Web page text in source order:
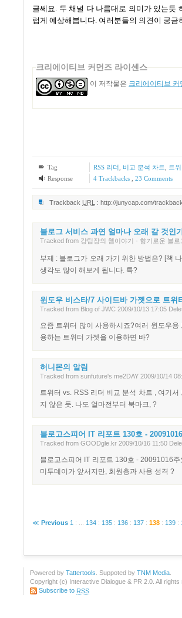
글쎄요. 두 채널 다 나름대로 의미가 있는듯
럽게 예상해봅니다. 여러분들의 의견이 궁금
크리에이티브 커먼즈 라이센스
이 저작물은 크리에이티브
Tag RSS 리더 비교 분석 차트 트
Response
4Trackbacks 23 Comments
Trackback URL : http://junycap.com/
블로그 서비스 과연 얼마나 오래 갈 것인
Tracked from 강팀장의 웹이야기 - 향기로운 블로
부제 : 블로그가 오래 가기 위한 방법은? [책
생각도 많이 해보게 됩니다. 특?
윈도우 비스타/7 사이드바 가젯으로 트위
Tracked from Blog of JWC 2009/10/13 17:05
요즘 트위터 많이 사용하시죠?여러 윈도우
용하는 트위터 가젯을 이용하면 바?
허니몬의 알림
Tracked from sunfuture's me2DAY 2009/10/14
트위터 vs. RSS 리더 비교 분석 차트 , 여기
지 않은 듯. 나도 얼마전부터 북마크, ?
블로고스피어 IT 리포트 130호 - 20091016
Tracked from GOODgle.kr 2009/10/16 11:50
블로고스피어 IT 리포트 130호 - 20091016
미투데이가 앞서지만, 회원층과 사용 성격 ?
≪ Previous 1 : 134 : 135 : 136 : 137 : 138 : 139 :
Powered by Tattertools . Suppoted by TNM Media
Copyright (c) Interactive Dialogue & PR 2.0. All rights
Subscribe to RSS